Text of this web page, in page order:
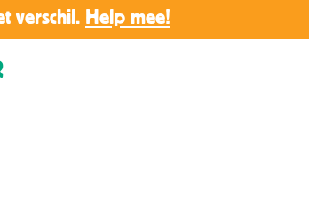
verschil. Help mee!